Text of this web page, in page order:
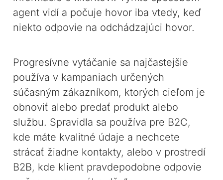
agent vidí a počuje hovor iba vtedy, keď
niekto odpovie na odchádzajúci hovor.
Progresívne vytáčanie sa najčastejšie
používa v kampaniach určených
súčasným zákazníkom, ktorých cieľom je
obnoviť alebo predať produkt alebo
službu. Spravidla sa používa pre B2C,
kde máte kvalitné údaje a nechcete
strácať žiadne kontakty, alebo v prostredí
B2B, kde klient pravdepodobne odpovie